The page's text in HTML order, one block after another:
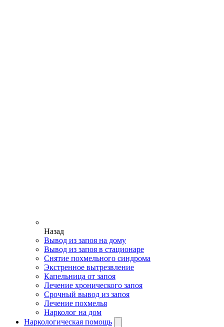
Назад
Вывод из запоя на дому
Вывод из запоя в стационаре
Снятие похмельного синдрома
Экстренное вытрезвление
Капельница от запоя
Лечение хронического запоя
Срочный вывод из запоя
Лечение похмелья
Нарколог на дом
Наркологическая помощь